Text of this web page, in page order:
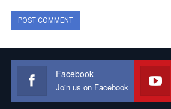
Facebook
Join us on Facebook